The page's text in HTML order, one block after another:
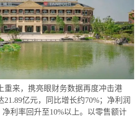
重来，携亮眼财务数据再度冲击港
21.89亿元，同比增长约70%；净利润
净利率回升至10%以上。以零售额计